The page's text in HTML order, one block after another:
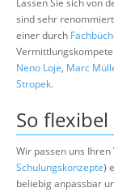
Lassen Sie sich von
sind sehr
einer durch
Neno Loje, Marc
Stropek.
So
Wir passen uns
Schulungskonzepte)
beliebig anpassbar